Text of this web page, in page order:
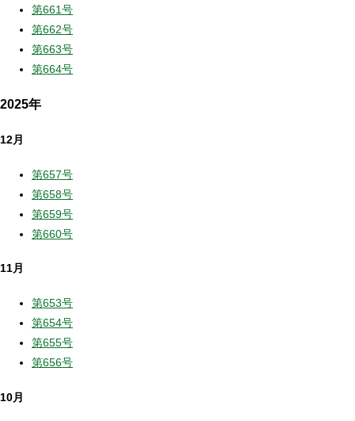
第661号
第662号
第663号
第664号
2025年
12月
第657号
第658号
第659号
第660号
11月
第653号
第654号
第655号
第656号
10月